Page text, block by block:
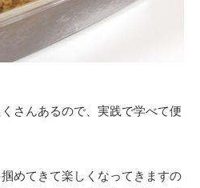
さんあるので、実践で学べて便
めてきて楽しくなってきますの